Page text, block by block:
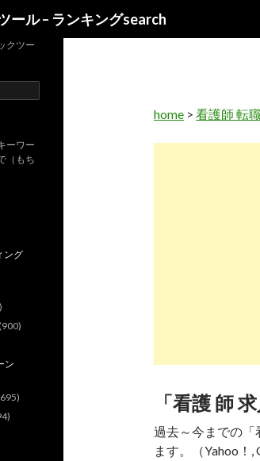
ール – ランキングsearch
home > 看護師 転
「看護 師
過去～今までの「
ます。（Yahoo！,
クツー
ーワー
（もち
ング
(900)
ン